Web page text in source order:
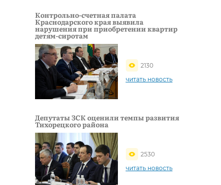
Контрольно-счетная палата
Краснодарского края выявила
нарушения при приобретении квартир
детям-сиротам
2130
читать новость
Депутаты ЗСК оценили темпы развития
Тихорецкого района
2530
читать новость